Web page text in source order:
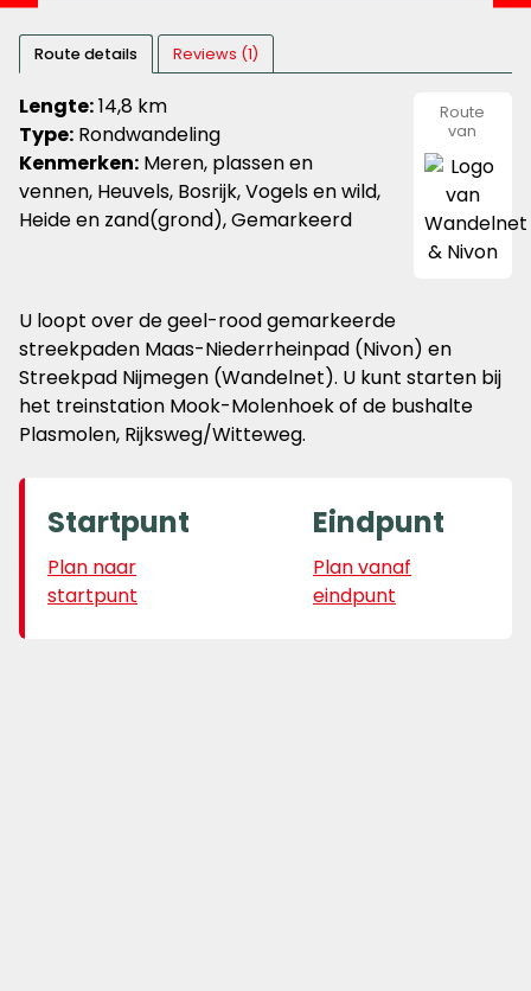
Route details Reviews (1)
Lengte:14,8 km
Type: Rondwandeling
Kenmerken: Meren, plassen en
vennen, Heuvels, Bosrijk, Vogels en wild,
Heide en zand(grond), Gemarkeerd
Route
van
&
Nivon
U loopt over de geel-rood gemarkeerde
streekpaden Maas-Niederrheinpad (Nivon) en
Streekpad Nijmegen (Wandelnet). U kunt starten bij
het treinstation Mook-Molenhoek of de bushalte
Plasmolen, Rijksweg/Witteweg.
Startpunt
Plan naar
startpunt
Eindpunt
Plan vanaf
eindpunt